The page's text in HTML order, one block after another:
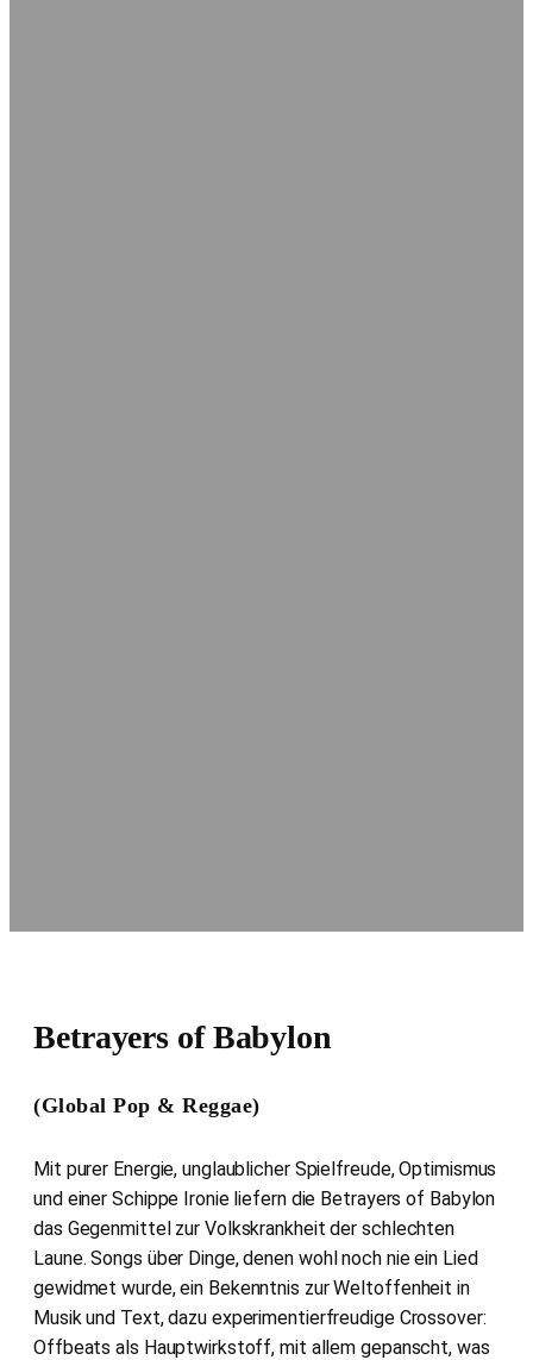
Betrayers of Babylon
(Global Pop & Reggae)
Mit purer Energie, unglaublicher Spielfreude, Optimismus
und einer Schippe Ironie liefern die Betrayers of Babylon
das Gegenmittel zur Volkskrankheit der schlechten
Laune. Songs über Dinge, denen wohl noch nie ein Lied
gewidmet wurde, ein Bekenntnis zur Weltoffenheit in
Musik und Text, dazu experimentierfreudige Crossover:
Offbeats als Hauptwirkstoff, mit allem gepanscht, was